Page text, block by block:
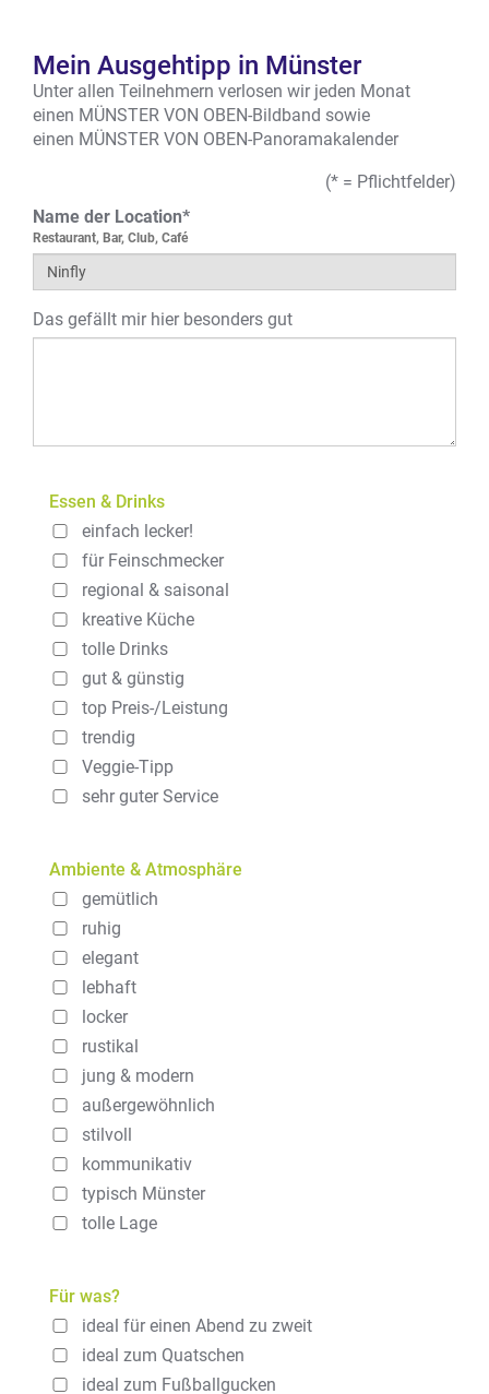
Mein Ausgehtipp in Münster
Unter allen Teilnehmern verlosen wir jeden Monat
einen MÜNSTER VON OBEN-Bildband sowie
einen MÜNSTER VON OBEN-Panoramakalender
(* = Pflichtfelder)
Name der Location*
Restaurant, Bar, Club, Café
Das gefällt mir hier besonders gut
Essen & Drinks
einfach lecker!
für Feinschmecker
regional & saisonal
kreative Küche
tolle Drinks
gut & günstig
top Preis-/Leistung
trendig
Veggie-Tipp
sehr guter Service
Ambiente & Atmosphäre
gemütlich
ruhig
elegant
lebhaft
locker
rustikal
jung & modern
außergewöhnlich
stilvoll
kommunikativ
typisch Münster
tolle Lage
Für was?
ideal für einen Abend zu zweit
ideal zum Quatschen
ideal zum Fußballgucken